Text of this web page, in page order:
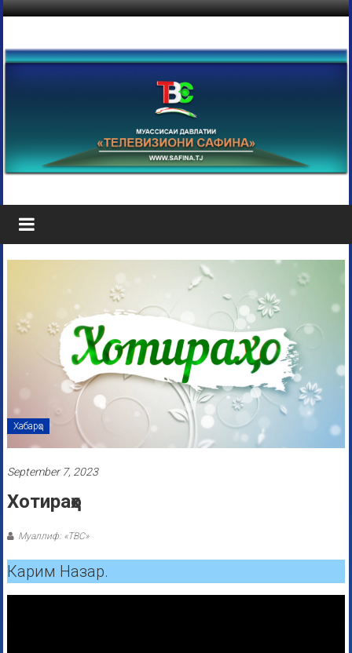
Хабарҳо
September 7, 2023
Хотираҳо
Муаллиф: «ТВС»
Карим Назар.